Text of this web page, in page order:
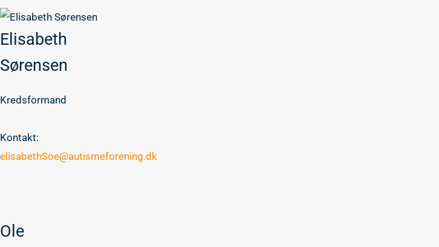
Elisabeth
Sørensen
Kredsformand
Kontakt:
elisabethSoe@autismeforening.dk
Ole